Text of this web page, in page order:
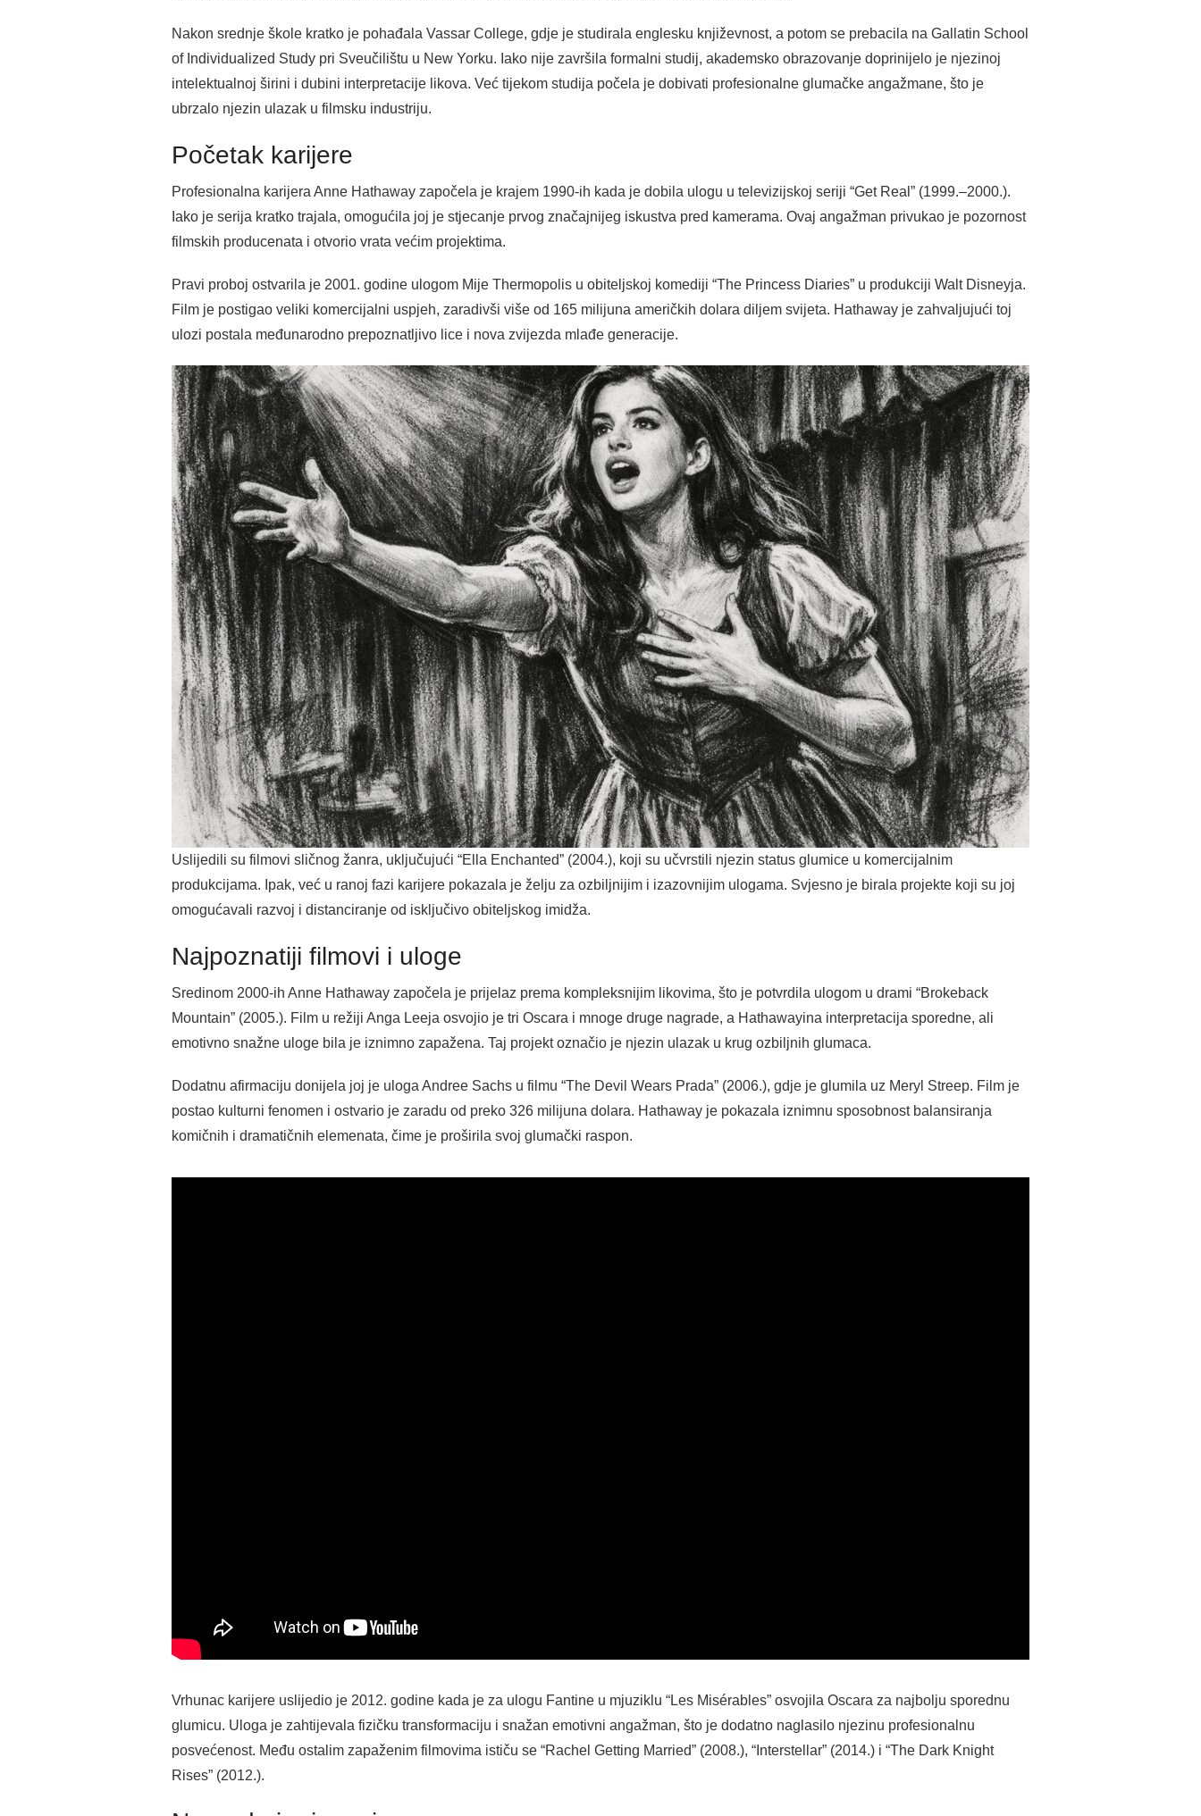
Nakon srednje škole kratko je pohađala Vassar College, gdje je studirala englesku književnost, a potom se prebacila na Gallatin School
of Individualized Study pri Sveučilištu u New Yorku. Iako nije završila formalni studij, akademsko obrazovanje doprinijelo je njezinoj
intelektualnoj širini i dubini interpretacije likova. Već tijekom studija počela je dobivati profesionalne glumačke angažmane, što je
ubrzalo njezin ulazak u filmsku industriju.
Početak karijere
Profesionalna karijera Anne Hathaway započela je krajem 1990-ih kada je dobila ulogu u televizijskoj seriji “Get Real” (1999.–2000.).
Iako je serija kratko trajala, omogućila joj je stjecanje prvog značajnijeg iskustva pred kamerama. Ovaj angažman privukao je pozornost
filmskih producenata i otvorio vrata većim projektima.
Pravi proboj ostvarila je 2001. godine ulogom Mije Thermopolis u obiteljskoj komediji “The Princess Diaries” u produkciji Walt Disneyja.
Film je postigao veliki komercijalni uspjeh, zaradivši više od 165 milijuna američkih dolara diljem svijeta. Hathaway je zahvaljujući toj
ulozi postala međunarodno prepoznatljivo lice i nova zvijezda mlađe generacije.
Uslijedili su filmovi sličnog žanra, uključujući “Ella Enchanted” (2004.), koji su učvrstili njezin status glumice u komercijalnim
produkcijama. Ipak, već u ranoj fazi karijere pokazala je želju za ozbiljnijim i izazovnijim ulogama. Svjesno je birala projekte koji su joj
omogućavali razvoj i distanciranje od isključivo obiteljskog imidža.
Najpoznatiji filmovi i uloge
Sredinom 2000-ih Anne Hathaway započela je prijelaz prema kompleksnijim likovima, što je potvrdila ulogom u drami “Brokeback
Mountain” (2005.). Film u režiji Anga Leeja osvojio je tri Oscara i mnoge druge nagrade, a Hathawayina interpretacija sporedne, ali
emotivno snažne uloge bila je iznimno zapažena. Taj projekt označio je njezin ulazak u krug ozbiljnih glumaca.
Dodatnu afirmaciju donijela joj je uloga Andree Sachs u filmu “The Devil Wears Prada” (2006.), gdje je glumila uz Meryl Streep. Film je
postao kulturni fenomen i ostvario je zaradu od preko 326 milijuna dolara. Hathaway je pokazala iznimnu sposobnost balansiranja
komičnih i dramatičnih elemenata, čime je proširila svoj glumački raspon.
Vrhunac karijere uslijedio je 2012. godine kada je za ulogu Fantine u mjuziklu “Les Misérables” osvojila Oscara za najbolju sporednu
glumicu. Uloga je zahtijevala fizičku transformaciju i snažan emotivni angažman, što je dodatno naglasilo njezinu profesionalnu
posvećenost. Među ostalim zapaženim filmovima ističu se “Rachel Getting Married” (2008.), “Interstellar” (2014.) i “The Dark Knight
Rises” (2012.).